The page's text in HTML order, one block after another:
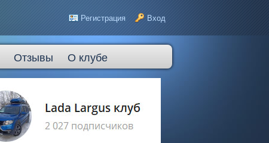
Регистрация Вход
Отзывы О клубе